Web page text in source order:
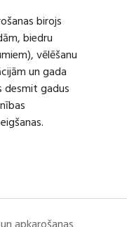
birojs
biedru
vēlēšanu
un gada
desmit gadus